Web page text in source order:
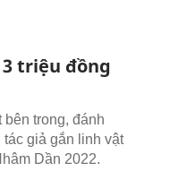
triệu đồng
trong, đánh
tác giả gắn linh vật
Dần 2022.